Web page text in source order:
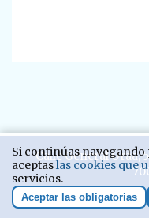
Calle General Oráa,
Si continúas navegando
aceptaslas cookies que
servicios.
Aceptar las obligatorias